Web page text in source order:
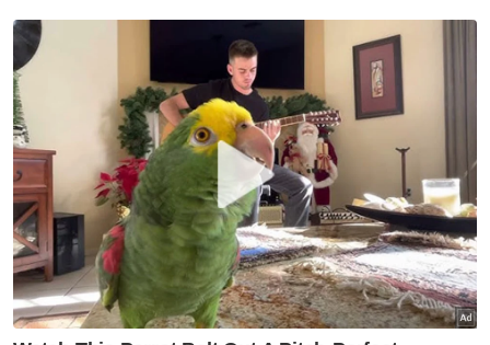
Bagaimanapun, Kelantan FC sedia untuk
terus berunding mengenai nilai tersebut dan
menyelesaikan secara harmoni.
Berita Telus & Tulus menerusi E-Mel setiap
hari!